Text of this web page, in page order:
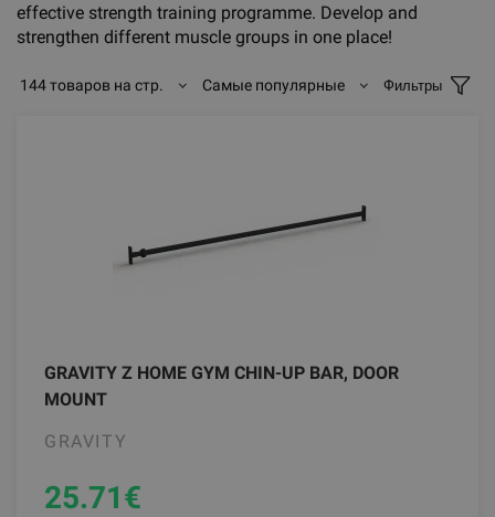
effective strength training programme. Develop and
strengthen different muscle groups in one place!
144 товаров на стр. Самые популярные Фильтры
GRAVITY Z HOME GYM CHIN-UP BAR, DOOR
MOUNT
GRAVITY
25.71€